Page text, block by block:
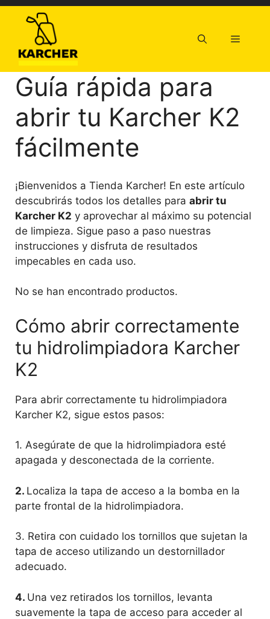
Saltar
contenido
Menú
Guía rápida para
abrir tu Karcher K2
fácilmente
¡Bienvenidos a Tienda Karcher! En este artículo
descubrirás todos los detalles para abrir tu
Karcher K2 y aprovechar al máximo su potencial
de limpieza. Sigue paso a paso nuestras
instrucciones y disfruta de resultados
impecables en cada uso.
No se han encontrado productos.
Cómo abrir correctamente
tu hidrolimpiadora Karcher
K2
Para abrir correctamente tu hidrolimpiadora
Karcher K2, sigue estos pasos:
1. Asegúrate de que la hidrolimpiadora esté
apagada y desconectada de la corriente.
2. Localiza la tapa de acceso a la bomba en la
parte frontal de la hidrolimpiadora.
3. Retira con cuidado los tornillos que sujetan la
tapa de acceso utilizando un destornillador
adecuado.
4. Una vez retirados los tornillos, levanta
suavemente la tapa de acceso para acceder al